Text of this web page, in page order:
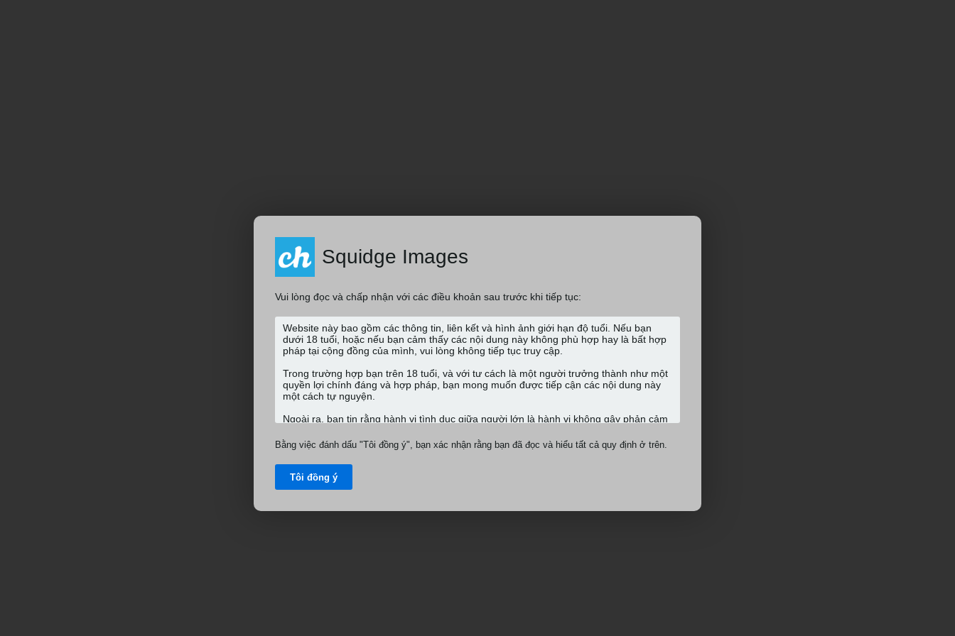
Squidge Images
Vui lòng đọc và chấp nhận với các điều khoản sau trước khi tiếp tục:
Bằng việc đánh dấu "Tôi đồng ý", bạn xác nhận rằng bạn đã đọc và hiểu tất cả quy định ở trên.
Tôi đồng ý